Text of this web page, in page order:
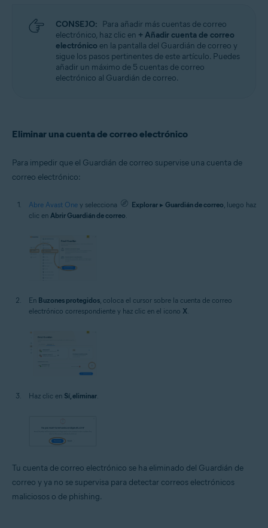
CONSEJO: Para añadir más cuentas de correo
electrónico, haz clic en + Añadir cuenta de correo
electrónico en la pantalla del Guardián de correo y
sigue los pasos pertinentes de este artículo. Puedes
añadir un máximo de 5 cuentas de correo
electrónico al Guardián de correo.
Eliminar una cuenta de correo electrónico
Para impedir que el Guardián de correo supervise una cuenta de
correo electrónico:
Abre Avast One y selecciona Explorar ▸ Guardián de correo , luego haz
clic en Abrir Guardián de correo
En Buzones protegidos , coloca el cursor sobre la cuenta de correo
electrónico correspondiente y haz clic en el icono X
Haz clic en Sí, eliminar
Tu cuenta de correo electrónico se ha eliminado del Guardián de
correo y ya no se supervisa para detectar correos electrónicos
maliciosos o de phishing.